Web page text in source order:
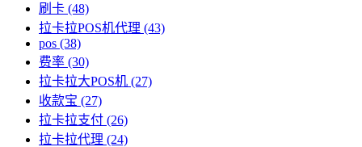
刷卡 (48)
拉卡拉POS机代理 (43)
pos (38)
费率 (30)
拉卡拉大POS机 (27)
收款宝 (27)
拉卡拉支付 (26)
拉卡拉代理 (24)